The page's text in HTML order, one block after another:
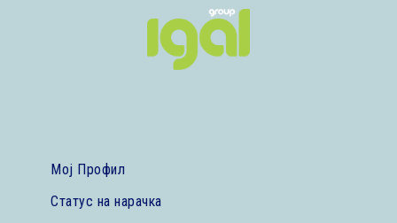
Мој Профил
Статус на нарачка